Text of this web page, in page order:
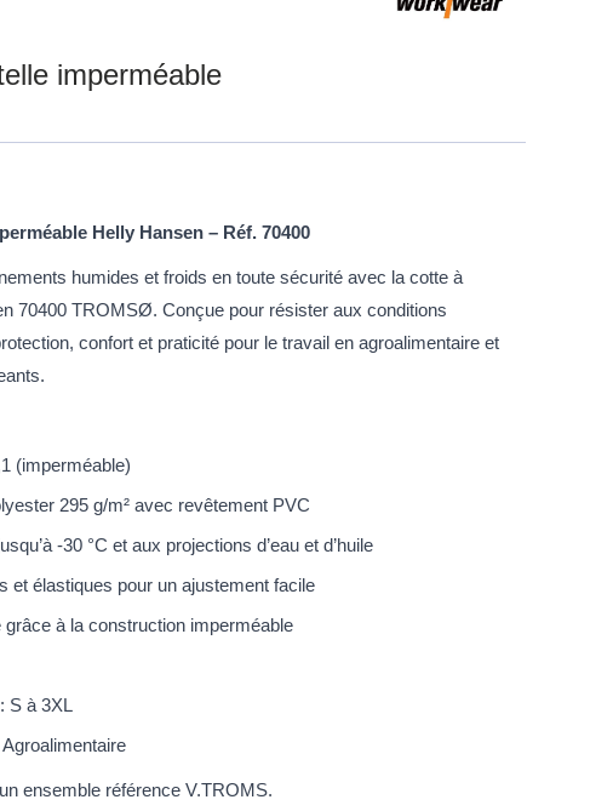
imperméable
Helly Hansen – Réf. 70400
humides et froids en toute sécurité avec la cotte à
70400 TROMSØ. Conçue pour résister aux conditions
confort et praticité pour le travail en agroalimentaire et
(imperméable)
295 g/m² avec revêtement PVC
-30 °C et aux projections d’eau et d’huile
et élastiques pour un ajustement facile
grâce à la construction imperméable
S à 3XL
ensemble référence V.TROMS.